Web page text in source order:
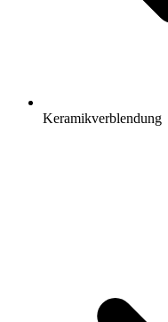
Keramikverblendung